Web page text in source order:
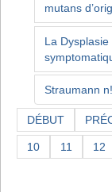
mutans
La
Straumann
DÉBUT
10 11 12